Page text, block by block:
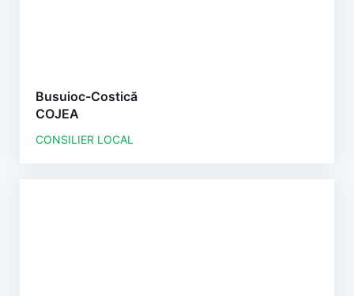
Busuioc-Costică
COJEA
CONSILIER LOCAL